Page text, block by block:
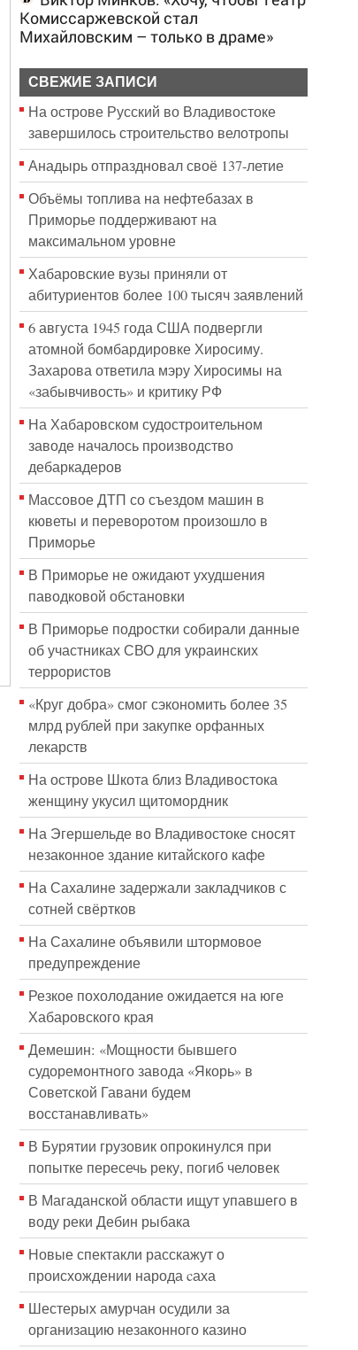
Комиссаржевской стал
Михайловским – только в драме»
СВЕЖИЕ ЗАПИСИ
На острове Русский во Владивостоке
завершилось строительство велотропы
Анадырь отпраздновал своё 137-летие
Объёмы топлива на нефтебазах в
Приморье поддерживают на
максимальном уровне
Хабаровские вузы приняли от
абитуриентов более 100 тысяч заявлений
6 августа 1945 года США подвергли
атомной бомбардировке Хиросиму.
Захарова ответила мэру Хиросимы на
«забывчивость» и критику РФ
На Хабаровском судостроительном
заводе началось производство
дебаркадеров
Массовое ДТП со съездом машин в
кюветы и переворотом произошло в
Приморье
В Приморье не ожидают ухудшения
паводковой обстановки
В Приморье подростки собирали данные
об участниках СВО для украинских
террористов
«Круг добра» смог сэкономить более 35
млрд рублей при закупке орфанных
лекарств
На острове Шкота близ Владивостока
женщину укусил щитомордник
На Эгершельде во Владивостоке сносят
незаконное здание китайского кафе
На Сахалине задержали закладчиков с
сотней свёртков
На Сахалине объявили штормовое
предупреждение
Резкое похолодание ожидается на юге
Хабаровского края
Демешин: «Мощности бывшего
судоремонтного завода «Якорь» в
Советской Гавани будем
восстанавливать»
В Бурятии грузовик опрокинулся при
попытке пересечь реку, погиб человек
В Магаданской области ищут упавшего в
воду реки Дебин рыбака
Новые спектакли расскажут о
происхождении народа cаха
Шестерых амурчан осудили за
организацию незаконного казино